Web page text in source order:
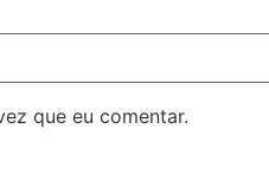
que eu comentar.